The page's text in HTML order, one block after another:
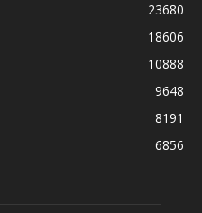
23680
18606
10888
9648
8191
6856